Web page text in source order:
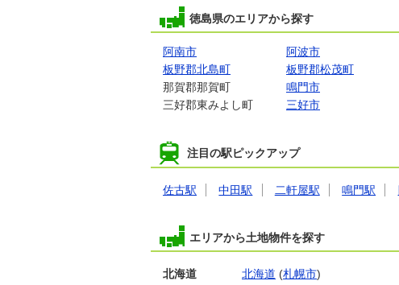
徳島県のエリアから探す
阿南市 阿波市
板野郡北島町
板野郡松茂町
那賀郡那賀町
鳴門市
三好郡東みよし町
三好市
注目の駅ピックアップ
佐古駅 中田駅 二軒屋駅 鳴門駅
エリアから土地物件を探す
北海道 北海道 (札幌市)